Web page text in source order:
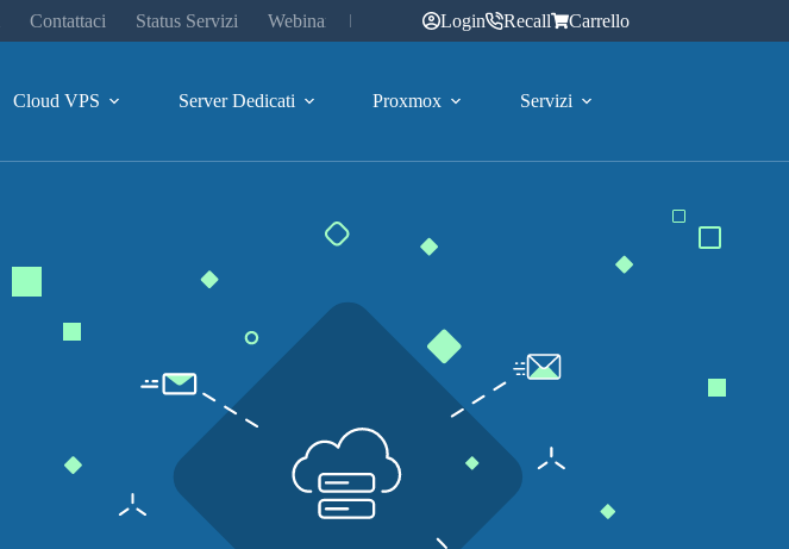
Contattaci Status Servizi Webinar Login Recall Carrello
Cloud VPS Server Dedicati Proxmox Servizi